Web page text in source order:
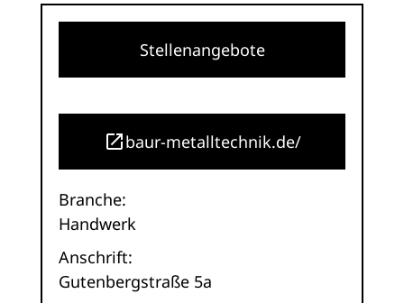
Stellenangebote
baur-metalltechnik.de/
Branche:
Handwerk
Anschrift:
Gutenbergstraße 5a